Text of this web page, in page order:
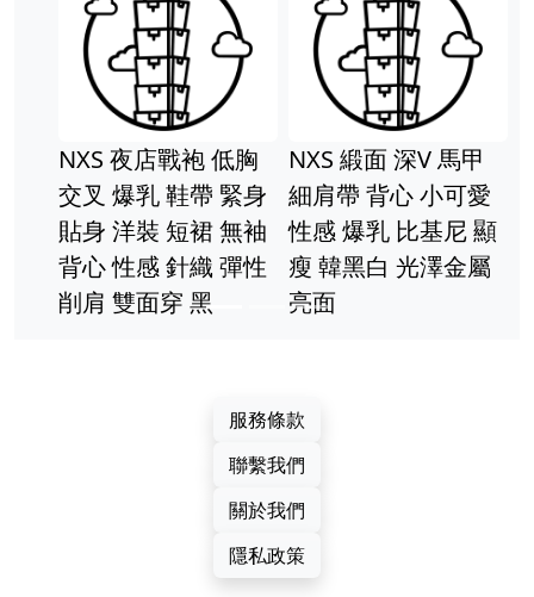
店戰袍 低胸
乳 鞋帶 緊身
裝 短裙 無袖
感 針織 彈性
面穿 黑
NXS 緞面 深V 馬甲
細肩帶 背心 小可愛
性感 爆乳 比基尼 顯
瘦 韓黑白 光澤金屬
亮面
NXS
皮紙包
包 塑膠
手提袋
服務條款
聯繫我們
關於我們
隱私政策